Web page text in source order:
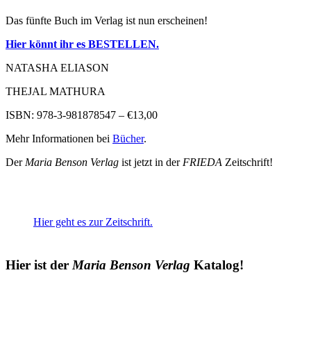
Das fünfte Buch im Verlag ist nun erscheinen!
Hier könnt ihr es BESTELLEN.
NATASHA ELIASON
THEJAL MATHURA
ISBN: 978-3-981878547 – €13,00
Mehr Informationen bei Bücher.
Der Maria Benson Verlag ist jetzt in der FRIEDA Zeitschrift!
Hier geht es zur Zeitschrift.
Hier ist der Maria Benson Verlag Katalog!